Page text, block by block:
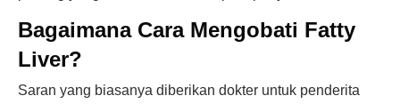
Bagaimana Cara Mengobati Fatty
Liver?
Saran yang biasanya diberikan dokter untuk penderita